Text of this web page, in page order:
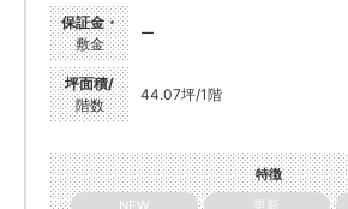
保証金・
敷金
ー
坪面積/
階数
44.07坪/1階
特徴
NEW
更新